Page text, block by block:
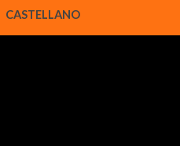
CASTELLANO